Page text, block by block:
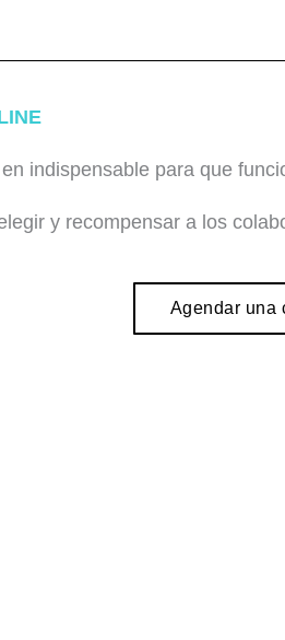
indispensable para que
y recompensar a los
Agendar una